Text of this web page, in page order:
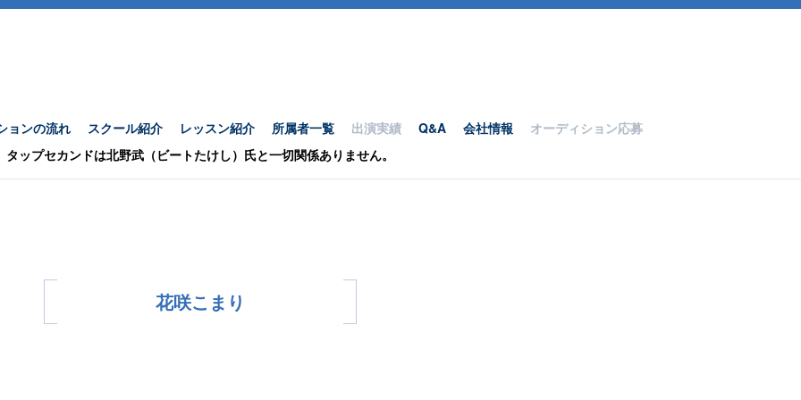
ョンの流れ スクール紹介 レッスン紹介 所属者一覧 出演実績 Q&A 会社情報
オーディション応募
タップセカンドは北野武（ビートたけし）氏と一切関係ありません。
花咲こまり